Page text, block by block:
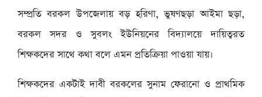
সম্প্রতি বরকল উপজেলায় বড় হরিণা, ভুষণছড়া আইমা ছড়া,
বরকল সদর ও সুবলং ইউনিয়নের বিদ্যালয়ে দায়িত্বরত
শিক্ষকদের সাথে কথা বলে এমন প্রতিক্রিয়া পাওয়া যায়।
শিক্ষকদের একটাই দাবী বরকলের সুনাম ফেরানো ও প্রাথমিক